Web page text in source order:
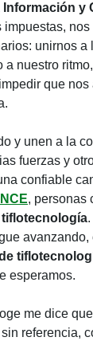
Información y
impuestas,
unirnos a
nuestro
que nos
y unen a la
fuerzas y
confiable
, personas
tiflotecnología
avanzando,
esperamos.
me dice
referencia,